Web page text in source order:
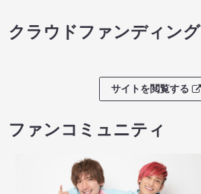
クラウドファンディング
サイトを閲覧する
ファンコミュニティ